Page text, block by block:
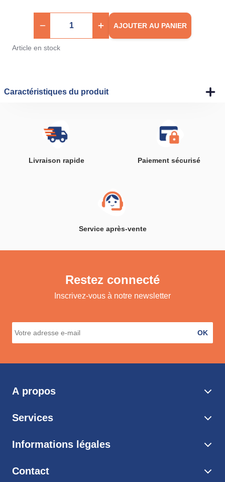
AJOUTER AU PANIER
Article en stock
Caractéristiques du produit
Livraison rapide Paiement sécurisé
Service après-vente
Restez connecté
Inscrivez-vous à notre newsletter
OK
A propos
Services
Informations légales
Contact